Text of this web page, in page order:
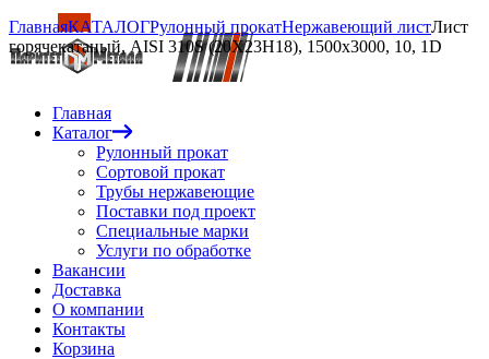
Главная
Каталог
Рулонный прокат
Сортовой прокат
Трубы нержавеющие
Поставки под проект
Специальные марки
Услуги по обработке
Вакансии
Доставка
О компании
Контакты
Корзина
ГлавнаяКАТАЛОГРулонный прокатНержавеющий листЛист
горячекатаный, AISI 310S (20Х23Н18), 1500х3000, 10, 1D